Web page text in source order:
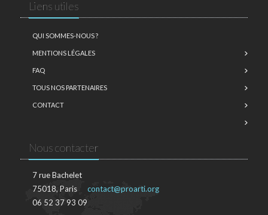
Liens utiles
QUI SOMMES-NOUS ?
MENTIONS LÉGALES
FAQ
TOUS NOS PARTENAIRES
CONTACT
Nous contacter
7 rue Bachelet
75018, Paris
06 52 37 93 09
contact@proarti.org